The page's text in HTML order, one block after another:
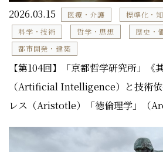
2026.03.15 医療・介護
標準化・
科学・技術
哲学・思想
歴史・
都市開発・建築
【第104回】「京都哲学研究所」《
（Artificial Intelligence）と技術依
レス（Aristotle）「徳倫理学」（